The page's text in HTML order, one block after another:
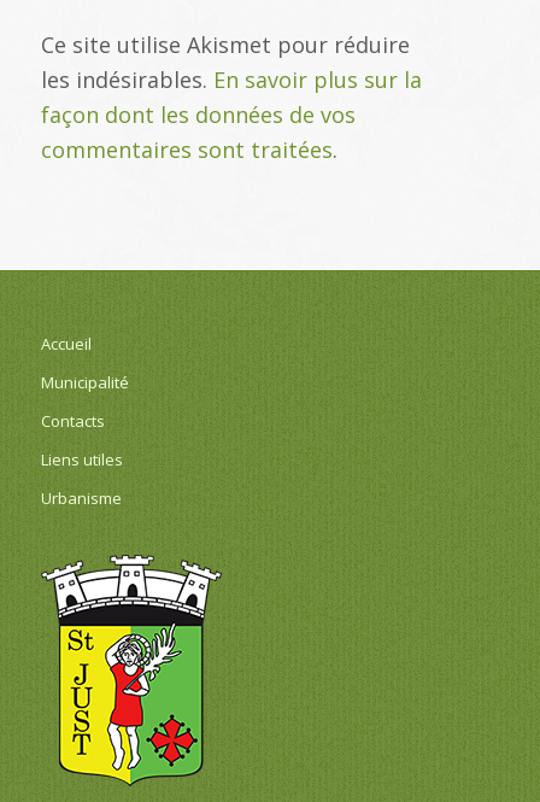
Ce site utilise Akismet pour réduire
les indésirables. En savoir plus sur la
façon dont les données de vos
commentaires sont traitées.
Accueil
Municipalité
Contacts
Liens utiles
Urbanisme